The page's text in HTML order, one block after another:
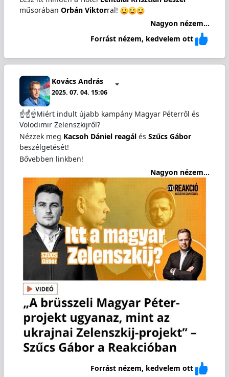
műsorában Orbán Viktorral!
Nagyon nézem...
Forrást nézem, kedvelem ott
Kovács András
2025. 07. 04. 15:06
☝️☝️☝️Miért indult újabb kampány Magyar Péterről és
Volodimir Zelenszkijről?
Nézzek meg Kacsoh Dániel reagálés Szűcs Gábor
beszélgetését!
Bővebben linkben!
Nagyon nézem...
Forrást nézem, kedvelem ott